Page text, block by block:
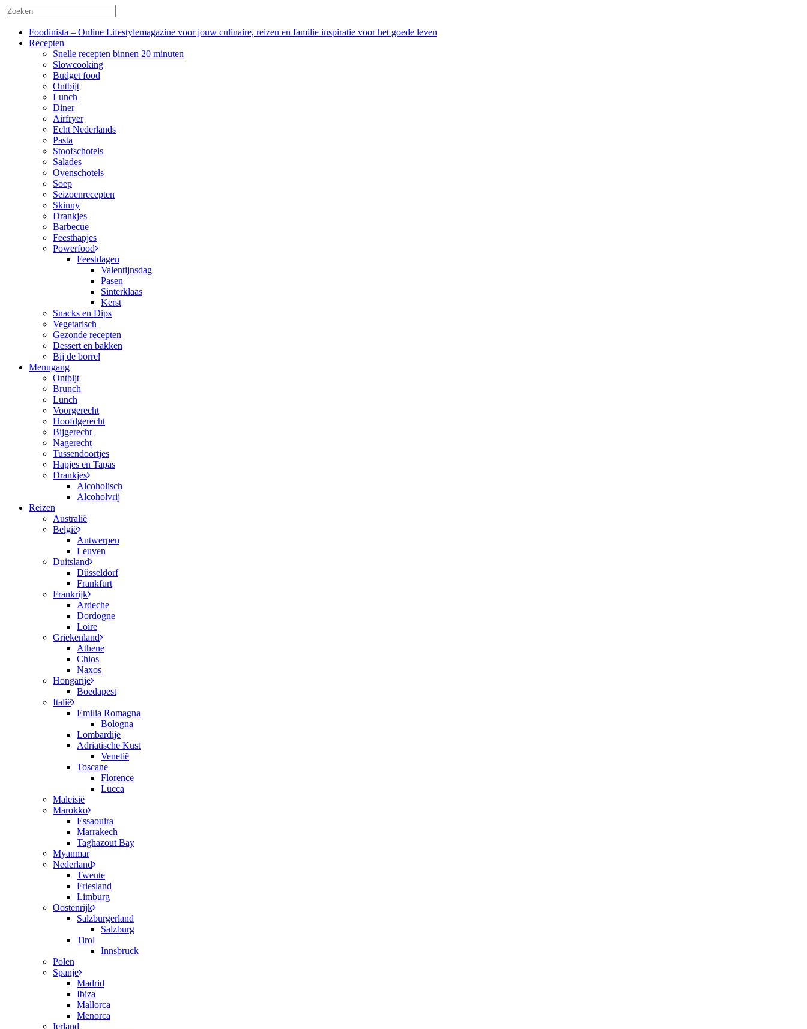
Foodinista – Online Lifestylemagazine voor jouw culinaire, reizen en familie inspiratie voor het goede leven
Recepten
Snelle recepten binnen 20 minuten
Slowcooking
Budget food
Ontbijt
Lunch
Diner
Airfryer
Echt Nederlands
Pasta
Stoofschotels
Salades
Ovenschotels
Soep
Seizoenrecepten
Skinny
Drankjes
Barbecue
Feesthapjes
Powerfood
Feestdagen
Valentijnsdag
Pasen
Sinterklaas
Kerst
Snacks en Dips
Vegetarisch
Gezonde recepten
Dessert en bakken
Bij de borrel
Menugang
Ontbijt
Brunch
Lunch
Voorgerecht
Hoofdgerecht
Bijgerecht
Nagerecht
Tussendoortjes
Hapjes en Tapas
Drankjes
Alcoholisch
Alcoholvrij
Reizen
Australië
België
Antwerpen
Leuven
Duitsland
Düsseldorf
Frankfurt
Frankrijk
Ardeche
Dordogne
Loire
Griekenland
Athene
Chios
Naxos
Hongarije
Boedapest
Italië
Emilia Romagna
Bologna
Lombardije
Adriatische Kust
Venetië
Toscane
Florence
Lucca
Maleisië
Marokko
Essaouira
Marrakech
Taghazout Bay
Myanmar
Nederland
Twente
Friesland
Limburg
Oostenrijk
Salzburgerland
Salzburg
Tirol
Innsbruck
Polen
Spanje
Madrid
Ibiza
Mallorca
Menorca
Ierland